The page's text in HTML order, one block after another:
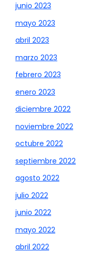
junio 2023
mayo 2023
abril 2023
marzo 2023
febrero 2023
enero 2023
diciembre 2022
noviembre 2022
octubre 2022
septiembre 2022
agosto 2022
julio 2022
junio 2022
mayo 2022
abril 2022